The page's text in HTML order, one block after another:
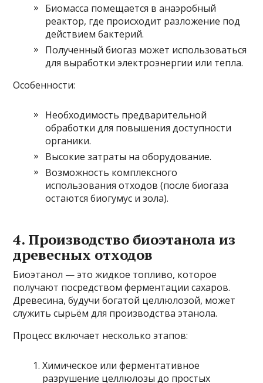
Биомасса помещается в анаэробный
реактор, где происходит разложение под
действием бактерий.
Полученный биогаз может использоваться
для выработки электроэнергии или тепла.
Особенности:
Необходимость предварительной
обработки для повышения доступности
органики.
Высокие затраты на оборудование.
Возможность комплексного
использования отходов (после биогаза
остаются биогумус и зола).
4. Производство биоэтанола из
древесных отходов
Биоэтанол — это жидкое топливо, которое
получают посредством ферментации сахаров.
Древесина, будучи богатой целлюлозой, может
служить сырьём для производства этанола.
Процесс включает несколько этапов:
Химическое или ферментативное
разрушение целлюлозы до простых